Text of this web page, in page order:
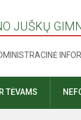
JUŠKŲ
TĖVAMS